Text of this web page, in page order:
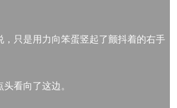
只是用力向笨蛋竖起了颤抖着的右手
看向了这边。